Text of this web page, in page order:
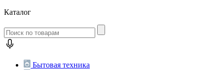
Каталог
Бытовая техника